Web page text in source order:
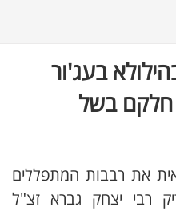
בהילולא בעג'ור
חלקם בשל
את רבבות המתפללים
רבי יצחק גברא זצ"ל